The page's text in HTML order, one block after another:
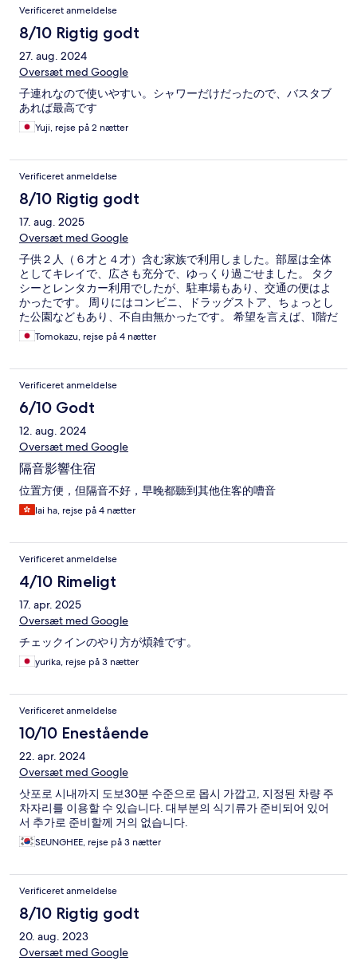
Verificeret anmeldelse
8/10 Rigtig godt
27. aug. 2024
Oversæt med Google
子連れなので使いやすい。シャワーだけだったので、バスタブ
あれば最高です
Yuji, rejse på 2 nætter
Verificeret anmeldelse
8/10 Rigtig godt
17. aug. 2025
Oversæt med Google
子供２人（６才と４才）含む家族で利用しました。部屋は全体
としてキレイで、広さも充分で、ゆっくり過ごせました。 タク
シーとレンタカー利用でしたが、駐車場もあり、交通の便はよ
かったです。 周りにはコンビニ、ドラッグストア、ちょっとし
た公園などもあり、不自由無かったです。 希望を言えば、1階だ
ったのでレースカーテンが欲しかったです。ちょっとしたとこ
ろの埃も清掃の方に頑張ってもらえると良いかなと思います。
Tomokazu, rejse på 4 nætter
Verificeret anmeldelse
6/10 Godt
12. aug. 2024
Oversæt med Google
隔音影響住宿
位置方便，但隔音不好，早晚都聽到其他住客的嘈音
lai ha, rejse på 4 nætter
Verificeret anmeldelse
4/10 Rimeligt
17. apr. 2025
Oversæt med Google
チェックインのやり方が煩雑です。
yurika, rejse på 3 nætter
Verificeret anmeldelse
10/10 Enestående
22. apr. 2024
Oversæt med Google
삿포로 시내까지 도보30분 수준으로 몹시 가깝고, 지정된 차량 주
차자리를 이용할 수 있습니다. 대부분의 식기류가 준비되어 있어
서 추가로 준비할께 거의 없습니다.
SEUNGHEE, rejse på 3 nætter
Verificeret anmeldelse
8/10 Rigtig godt
20. aug. 2023
Oversæt med Google